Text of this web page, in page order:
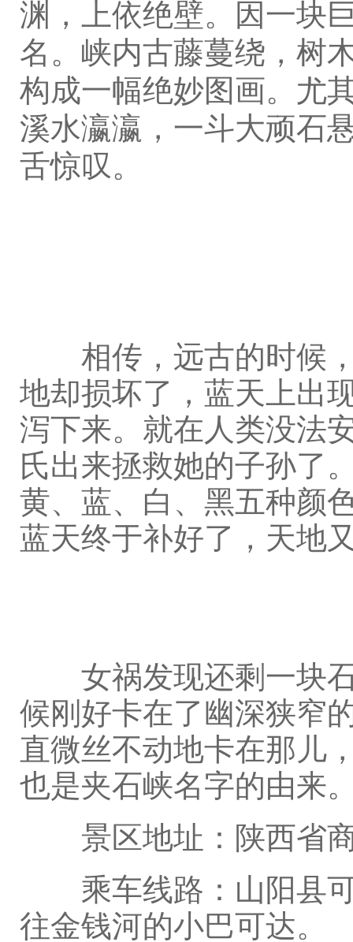
渊，上依绝壁。因一块
名。峡内古藤蔓绕，树
构成一幅绝妙图画。尤
溪水瀛瀛，一斗大顽石
舌惊叹。
相传，远古的时候，
地却损坏了，蓝天上出
泻下来。就在人类没法
氏出来拯救她的子孙了
黄、蓝、白、黑五种颜
蓝天终于补好了，天地
女祸发现还剩一块石
候刚好卡在了幽深狭窄
直微丝不动地卡在那儿
也是夹石峡名字的由来
景区地址：陕西省商
乘车线路：山阳县可
往金钱河的小巴可达。